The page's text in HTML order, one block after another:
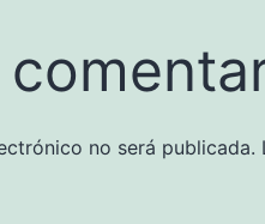
no será publicada.